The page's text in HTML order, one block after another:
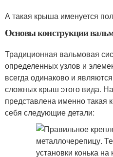
А такая крыша именуется
Основы конструкции
Традиционная вальмовая
определенных узлов и
всегда одинаково и
сложных крыш этого вида.
представлена именно такая
себя следующие детали: